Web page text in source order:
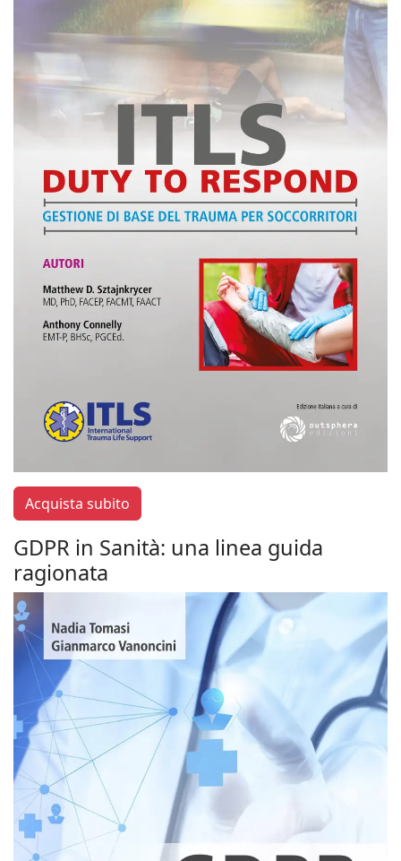
Acquista subito
GDPR in Sanità: una linea guida
ragionata